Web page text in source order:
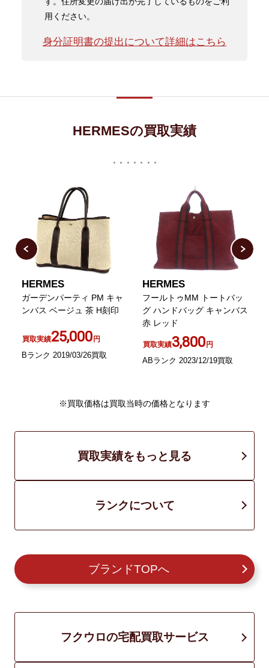
用ください。
身分証明書の提出について詳細はこちら
HERMESの買取実績
HERMES
ガーデンパーティ PM キャ
ンバス ベージュ 茶 H刻印
買取実績25,000円
Bランク 2019/03/26買取
HERMES
フールトゥMM トートバッ
グ ハンドバッグ キャンバス
赤 レッド
買取実績3,800円
ABランク 2023/12/19買取
※買取価格は買取当時の価格となります
買取実績をもっと見る
ランクについて
ブランドTOPへ
フクウロの宅配買取サービス